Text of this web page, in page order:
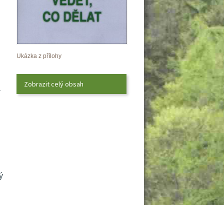
Ukázka z přílohy
Zobrazit celý obsah